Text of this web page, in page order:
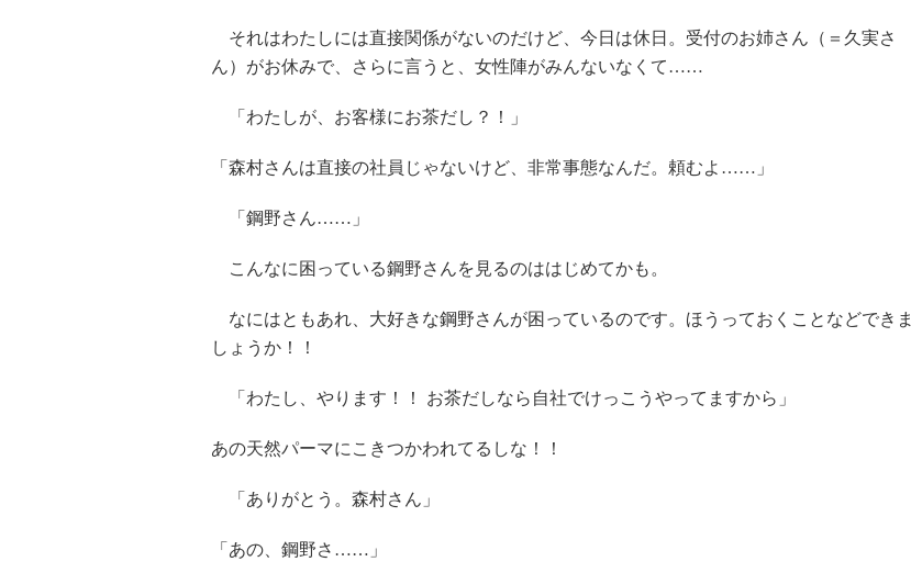
それはわたしには直接関係がないのだけど、今日は休日。受付のお姉さん（＝久実さ
ん）がお休みで、さらに言うと、女性陣がみんないなくて……
「わたしが、お客様にお茶だし？！」
「森村さんは直接の社員じゃないけど、非常事態なんだ。頼むよ……」
「鋼野さん……」
こんなに困っている鋼野さんを見るのははじめてかも。
なにはともあれ、大好きな鋼野さんが困っているのです。ほうっておくことなどできま
しょうか！！
「わたし、やります！！ お茶だしなら自社でけっこうやってますから」
あの天然パーマにこきつかわれてるしな！！
「ありがとう。森村さん」
「あの、鋼野さ……」